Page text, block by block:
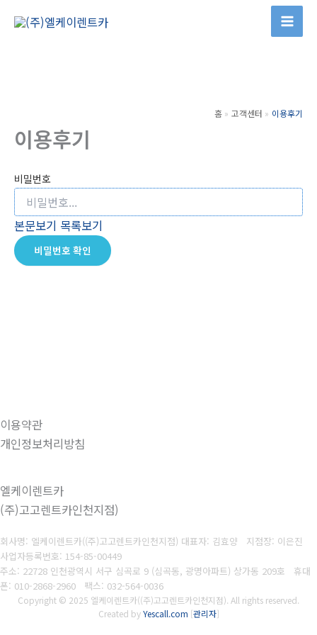
홈 고객센터 이용후기
이용후기
비밀번호
본문보기 목록보기
비밀번호 확인
이용약관
개인정보처리방침
엘케이렌트카
(주)고고렌트카인천지점)
회사명: 엘케이렌트카((주)고고렌트카인천지점) 대표자: 김효양 지점장: 이은진
사업자등록번호: 154-85-00449
주소: 22728 인천광역시 서구 심곡로 9 (심곡동, 광명아파트) 상가동 209호 휴대
폰: 010-2868-2960 팩스: 032-564-0036
Copyright © 2025 엘케이렌트카((주)고고렌트카인천지점). All rights reserved.
Created byYescall.com [관리자]